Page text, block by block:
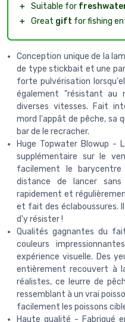
＋ Suitable for
＋ Great gift for fishing
Conception unique de la
de type stickbait et une
forte pulvérisation
également "résistant au
diverses vitesses. Fait
mord l'appât de pêche, sa
bar de le recracher.
Huge Topwater Blowup -
supplémentaire sur le
facilement le
distance de lancer
rapidement et
et fait des éclaboussures.
d'y résister !
Qualités gagnantes du
couleurs
expérience visuelle. Des
entièrement recouvert à
réalistes, ce leurre de
ressemblant à un vrai
facilement les poissons
Haute qualité - Fabriqué